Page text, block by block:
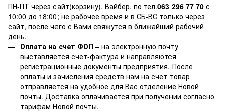
ПН-ПТ через сайт(корзину), Вайбер, по тел.063 296 77 70 с
10:00 до 18:00; не рабочее время и в СБ-ВС только через
сайт, после чего с Вами свяжутся в ближайший рабочий
день.
Оплата на счет ФОП – на электронную почту
выставляется счет-фактура и направляются
регистрационные документы предприятия. После
оплаты и зачисления средств нам на счет товар
отправляется на удобное для Вас отделение Новой
почты. Доставка оплачивается при получении согласно
тарифам Новой почты.